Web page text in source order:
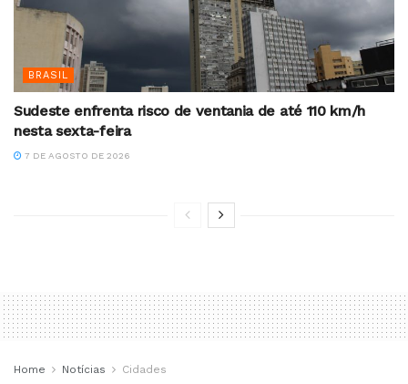
BRASIL
Sudeste enfrenta risco de ventania de até 110 km/h
nesta sexta-feira
7 DE AGOSTO DE 2026
Home Notícias Cidades